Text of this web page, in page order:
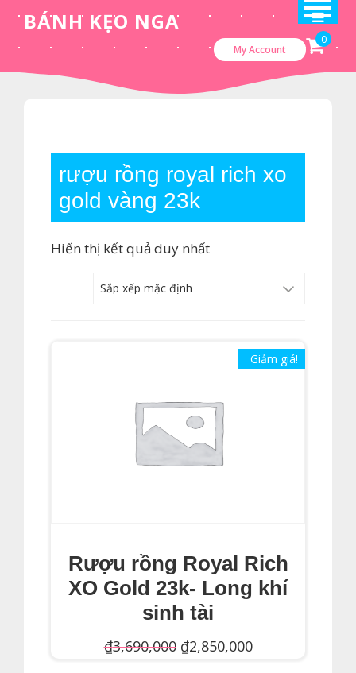
content
BÁNH KẸO NGA
0
My Account
rượu rồng royal rich xo
gold vàng 23k
Hiển thị kết quả duy nhất
Giảm giá!
Rượu rồng Royal Rich
XO Gold 23k- Long khí
sinh tài
₫3,690,000 Giá
₫2,850,000Giá